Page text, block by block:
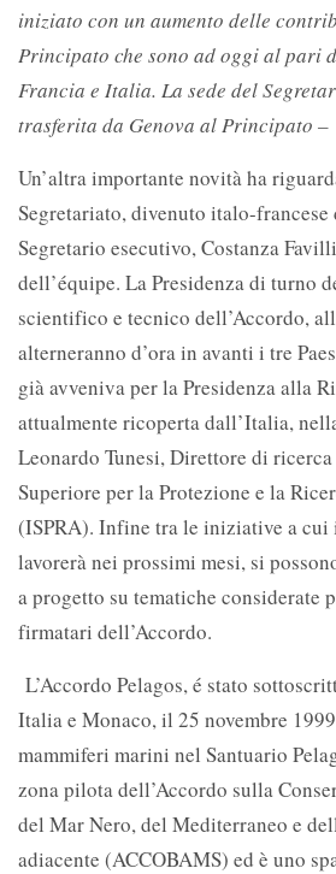
iniziato con un aumento delle
Principato che sono ad oggi al pari
Francia e Italia. La sede del
trasferita da Genova al Principato –
Un’altra importante novità ha
Segretariato, divenuto italo-
Segretario esecutivo, Costanza
dell’équipe. La Presidenza di turno
scientifico e tecnico dell’Accordo,
alterneranno d’ora in avanti i tre
già avveniva per la Presidenza alla
attualmente ricoperta dall’Italia,
Leonardo Tunesi, Direttore di
Superiore per la Protezione e la
(ISPRA). Infine tra le iniziative a cui
lavorerà nei prossimi mesi, si
a progetto su tematiche considerate
firmatari dell’Accordo.
L’Accordo Pelagos, é stato
Italia e Monaco, il 25 novembre
mammiferi marini nel Santuario
zona pilota dell’Accordo sulla
del Mar Nero, del Mediterraneo e
adiacente (ACCOBAMS) ed è uno